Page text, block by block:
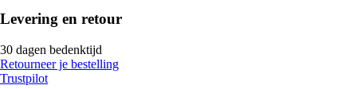
Levering en retour
30 dagen bedenktijd
Retourneer je bestelling
Trustpilot